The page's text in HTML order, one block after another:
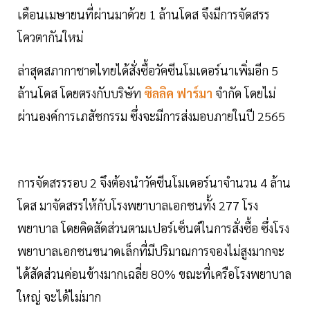
เดือนเมษายนที่ผ่านมาด้วย 1 ล้านโดส จึงมีการจัดสรร
โควตากันใหม่
ล่าสุดสภากาชาดไทยได้สั่งซื้อวัคซีนโมเดอร์นาเพิ่มอีก 5
ล้านโดส โดยตรงกับบริษัท ซิลลิค ฟาร์มา จำกัด โดยไม่
ผ่านองค์การเภสัชกรรม ซึ่งจะมีการส่งมอบภายในปี 2565
การจัดสรรรอบ 2 จึงต้องนำวัคซีนโมเดอร์นาจำนวน 4 ล้าน
โดส มาจัดสรรให้กับโรงพยาบาลเอกชนทั้ง 277 โรง
พยาบาล โดยคิดสัดส่วนตามเปอร์เซ็นต์ในการสั่งซื้อ ซึ่งโรง
พยาบาลเอกชนขนาดเล็กที่มีปริมาณการจองไม่สูงมากจะ
ได้สัดส่วนค่อนข้างมากเฉลี่ย 80% ขณะที่เครือโรงพยาบาล
ใหญ่ จะได้ไม่มาก